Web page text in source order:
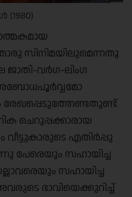
സിനിമയിലുമെന്നതു
വര്‍ഗ-ലിംഗ
ചെറുപ്പക്കാരായ
വീട്ടുകാരുടെ എതിര്‍പ്പു
പേരെയും സഹായിച്ച
സഹായിച്ച
ഭാവിയെക്കുറിച്ച്